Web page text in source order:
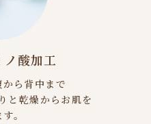
酸加工
ら背中まで
と乾燥からお肌を
。